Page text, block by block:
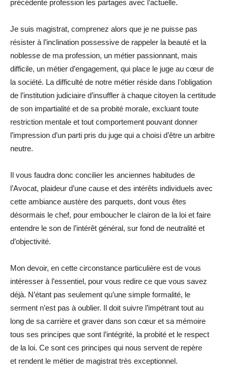
précédente profession les partages avec l’actuelle.
Je suis magistrat, comprenez alors que je ne puisse pas
résister à l’inclination possessive de rappeler la beauté et la
noblesse de ma profession, un métier passionnant, mais
difficile, un métier d’engagement, qui place le juge au cœur de
la société. La difficulté de notre métier réside dans l’obligation
de l’institution judiciaire d’insuffler à chaque citoyen la certitude
de son impartialité et de sa probité morale, excluant toute
restriction mentale et tout comportement pouvant donner
l’impression d’un parti pris du juge qui a choisi d’être un arbitre
neutre.
Il vous faudra donc concilier les anciennes habitudes de
l’Avocat, plaideur d’une cause et des intérêts individuels avec
cette ambiance austère des parquets, dont vous êtes
désormais le chef, pour emboucher le clairon de la loi et faire
entendre le son de l’intérêt général, sur fond de neutralité et
d’objectivité.
Mon devoir, en cette circonstance particulière est de vous
intéresser à l’essentiel, pour vous redire ce que vous savez
déjà. N’étant pas seulement qu’une simple formalité, le
serment n’est pas à oublier. Il doit suivre l’impétrant tout au
long de sa carrière et graver dans son cœur et sa mémoire
tous ses principes que sont l’intégrité, la probité et le respect
de la loi. Ce sont ces principes qui nous servent de repère
et rendent le métier de magistrat très exceptionnel.